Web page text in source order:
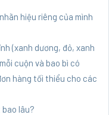
hiệu riêng của mình
(xanh dương, đỏ, xanh
cuộn và bao bì có
hàng tối thiểu cho các
lâu?